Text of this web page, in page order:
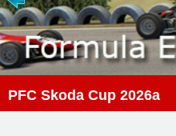
PFC Skoda Cup 2026a